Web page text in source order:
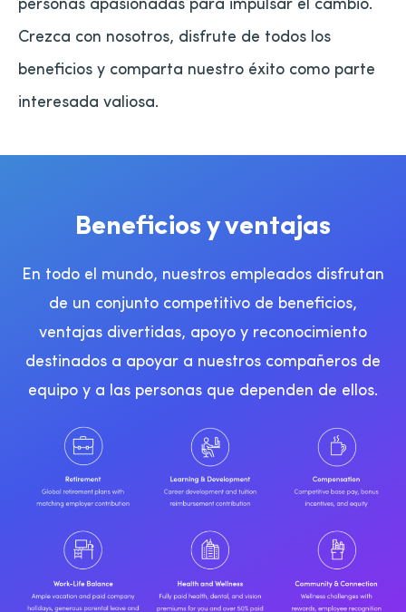
Crezca con nosotros, disfrute de todos los
beneficios y comparta nuestro éxito como parte
interesada valiosa.
Beneficios y ventajas
En todo el mundo, nuestros empleados disfrutan
de un conjunto competitivo de beneficios,
ventajas divertidas, apoyo y reconocimiento
destinados a apoyar a nuestros compañeros de
equipo y a las personas que dependen de ellos.